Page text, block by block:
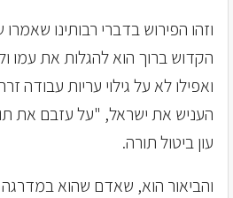
וזהו הפירוש בדברי רבותינו
הקדוש ברוך הוא להגלות את עמו
ואפילו לא על גילוי עריות עבודה
העניש את ישראל, "על עזבם את
עון ביטול תורה.
והביאור הוא, שאדם שהוא